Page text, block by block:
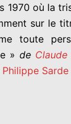
1970 où la
sur le
toute
» de
Philippe Sarde